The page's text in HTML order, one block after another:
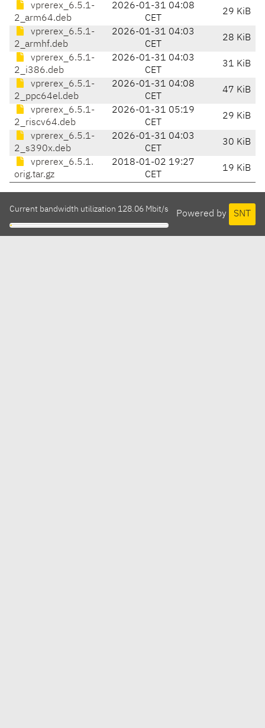
vprerex_6.5.1-
2_arm64.deb
2026-01-31 04:08
CET
29 KiB
vprerex_6.5.1-
2_armhf.deb
2026-01-31 04:03
CET
28 KiB
vprerex_6.5.1-
2_i386.deb
2026-01-31 04:03
CET
31 KiB
vprerex_6.5.1-
2_ppc64el.deb
2026-01-31 04:08
CET
47 KiB
vprerex_6.5.1-
2_riscv64.deb
2026-01-31 05:19
CET
29 KiB
vprerex_6.5.1-
2_s390x.deb
2026-01-31 04:03
CET
30 KiB
vprerex_6.5.1.
orig.tar.gz
2018-01-02 19:27
CET
19 KiB
Powered by SNT
Current bandwidth utilization 128.06 Mbit/s